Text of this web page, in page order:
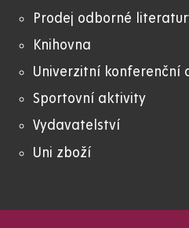
Prodej odborné
Knihovna
Univerzitní konferenční
Sportovní aktivity
Vydavatelství
Uni zboží